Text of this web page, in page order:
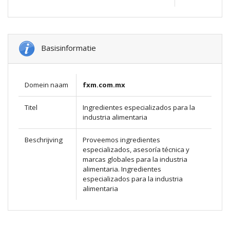
Basisinformatie
Domein naam fxm.com.mx
Titel
Ingredientes especializados para la
industria alimentaria
Beschrijving
Proveemos ingredientes
especializados, asesoría técnica y
marcas globales para la industria
alimentaria. Ingredientes
especializados para la industria
alimentaria